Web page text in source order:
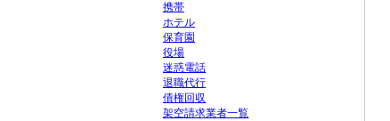
携帯
ホテル
保育園
役場
迷惑電話
退職代行
債権回収
架空請求業者一覧